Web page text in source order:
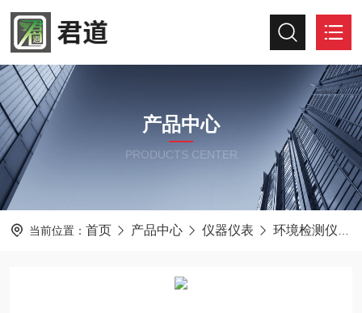
产品中心
PRODUCTS CENTER
当前位置： 首页 产品中心 仪器仪表 环境检测仪器